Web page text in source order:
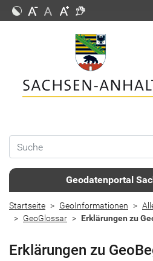
Geodatenportal
Startseite GeoInformationen
GeoGlossar
Erklärungen zu
Erklärungen zu